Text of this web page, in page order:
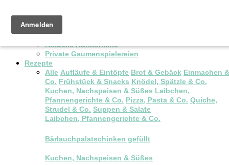
Pop-up Brunch
Kochkurse & Workshops
Aktuelle Kurstermine
Private Gaumenspielereien
Rezepte
Alle Aufläufe & Eintöpfe Brot & Gebäck Einmachen &
Co. Frühstück & Snacks Knödel, Spätzle & Co.
Kuchen, Nachspeisen & Süßes Laibchen,
Pfannengerichte & Co. Pizza, Pasta & Co. Quiche,
Strudel & Co. Suppen & Salate
Laibchen, Pfannengerichte & Co.
Bärlauchpalatschinken gefüllt
Kuchen, Nachspeisen & Süßes